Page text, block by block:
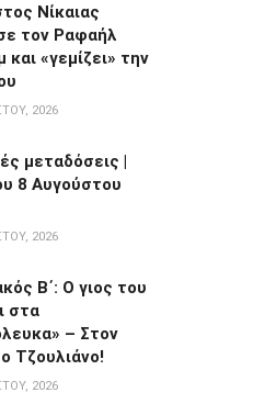
Νίκαιας
τον Ραφαήλ
«γεμίζει» την
2026
μεταδόσεις |
8 Αυγούστου
2026
Β΄: Ο γιος του
στα
– Στον
Τζουλιάνο!
2026